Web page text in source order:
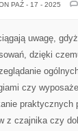
PAŹ - 17 - 2025
uwagę,
dzięki
czy
praktycznych
z czajnika czy